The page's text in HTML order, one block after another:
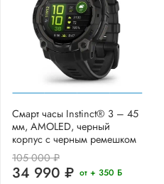
Смарт часы Instinct® 3 – 45
мм, AMOLED, черный
корпус с черным ремешком
105 000 ₽
34 990 ₽ от + 350 Б